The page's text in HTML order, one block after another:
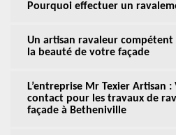
Pourquoi effectuer un
Un artisan ravaleur
la beauté de votre façade
L’entreprise Mr Texier Artisan
contact pour les travaux de
façade à Betheniville